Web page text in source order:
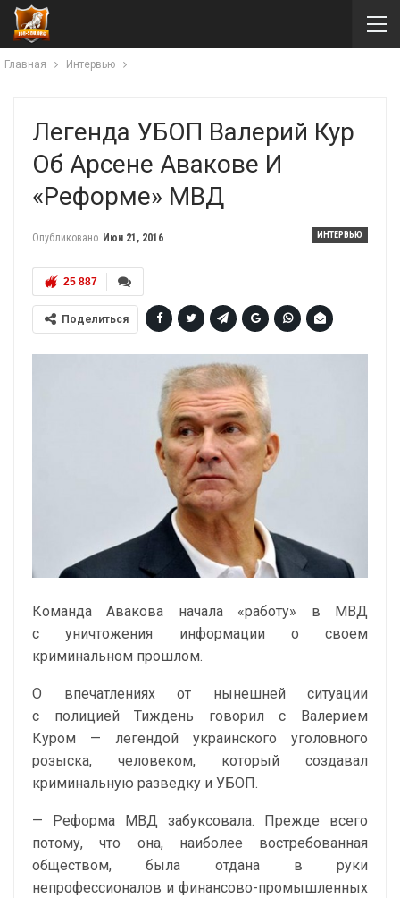
Главная Интервью
Легенда УБОП Валерий Кур
Об Арсене Авакове И
«реформе» МВД
ИНТЕРВЬЮ
Опубликовано Июн 21, 2016
25 887
Поделиться
Команда Авакова начала «работу» в МВД
с уничтожения информации о своем
криминальном прошлом.
О впечатлениях от нынешней ситуации
с полицией Тиждень говорил с Валерием
Куром — легендой украинского уголовного
розыска, человеком, который создавал
криминальную разведку и УБОП.
— Реформа МВД забуксовала. Прежде всего
потому, что она, наиболее востребованная
обществом, была отдана в руки
непрофессионалов и финансово-промышленных